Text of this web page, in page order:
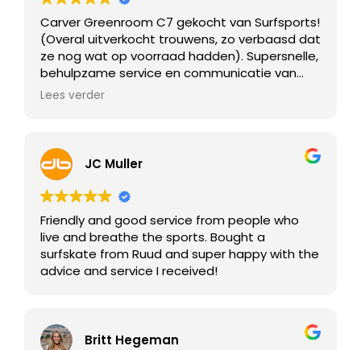
Great guy! i recommend everybody to go
here and buy your board with someone that
actually knows alot about the product that he
sells and he can also back it up because he
skates very well haha.
Carver Greenroom C7 gekocht van Surfsports!
(Overal uitverkocht trouwens, zo verbaasd dat
ze nog wat op voorraad hadden). Supersnelle,
behulpzame service en communicatie van
Ruud. Na ontvangst kreeg ik zelfs nog extra
Lees verder
JC Muller
Friendly and good service from people who
live and breathe the sports. Bought a
surfskate from Ruud and super happy with the
advice and service I received!
Britt Hegeman